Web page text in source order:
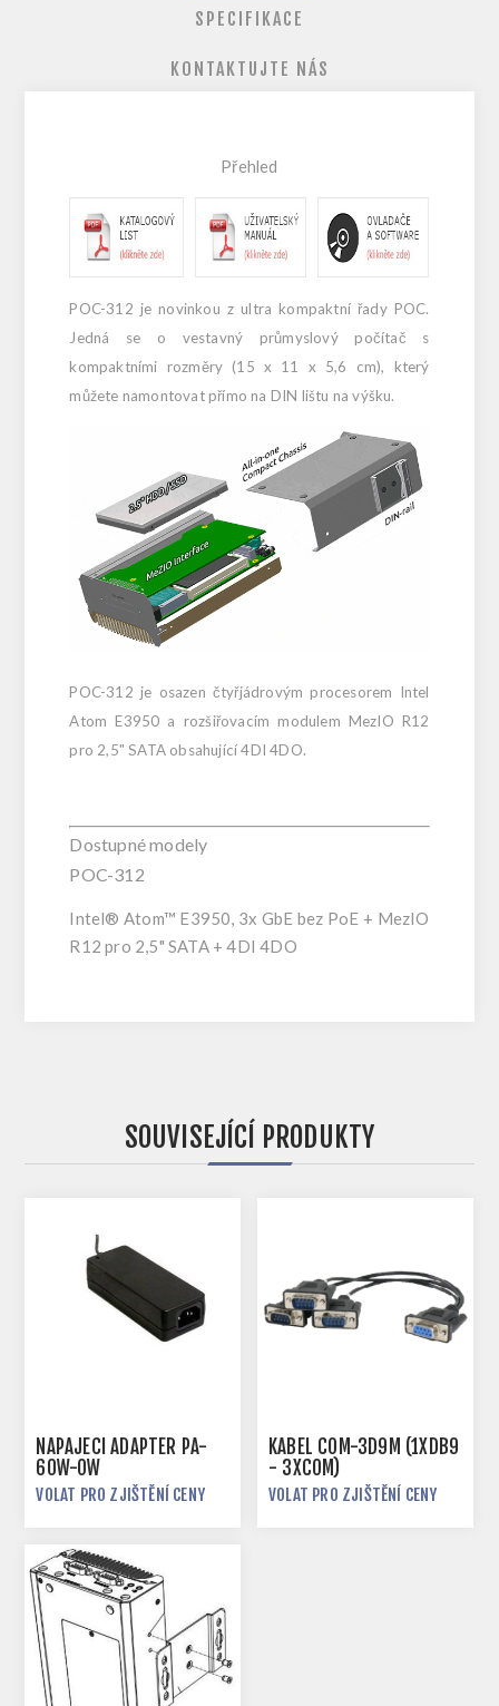
SPECIFIKACE
KONTAKTUJTE NÁS
Přehled
POC-312 je novinkou z ultra kompaktní řady POC.
Jedná se o vestavný průmyslový počítač s
kompaktními rozměry (15 x 11 x 5,6 cm), který
můžete namontovat přímo na DIN lištu na výšku.
POC-312 je osazen čtyřjádrovým procesorem Intel
Atom E3950 a rozšiřovacím modulem MezIO R12
pro 2,5" SATA obsahující 4DI 4DO.
Dostupné modely
POC-312
Intel® Atom™ E3950, 3x GbE bez PoE + MezIO
R12 pro 2,5" SATA + 4DI 4DO
SOUVISEJÍCÍ PRODUKTY
NAPÁJECÍ ADAPTÉR PA-
60W-OW
VOLAT PRO ZJIŠTĚNÍ CENY
KABEL COM-3D9M (1XDB9
- 3XCOM)
VOLAT PRO ZJIŠTĚNÍ CENY